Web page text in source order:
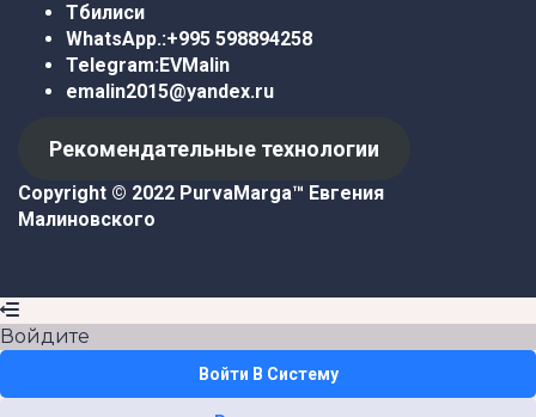
Тбилиси
WhatsApp.:+995 598894258
Telegram:EVMalin
emalin2015@yandex.ru
Рекомендательные технологии
Copyright © 2022 PurvaMarga™ Евгения
Малиновского
Войдите
Войти В Систему